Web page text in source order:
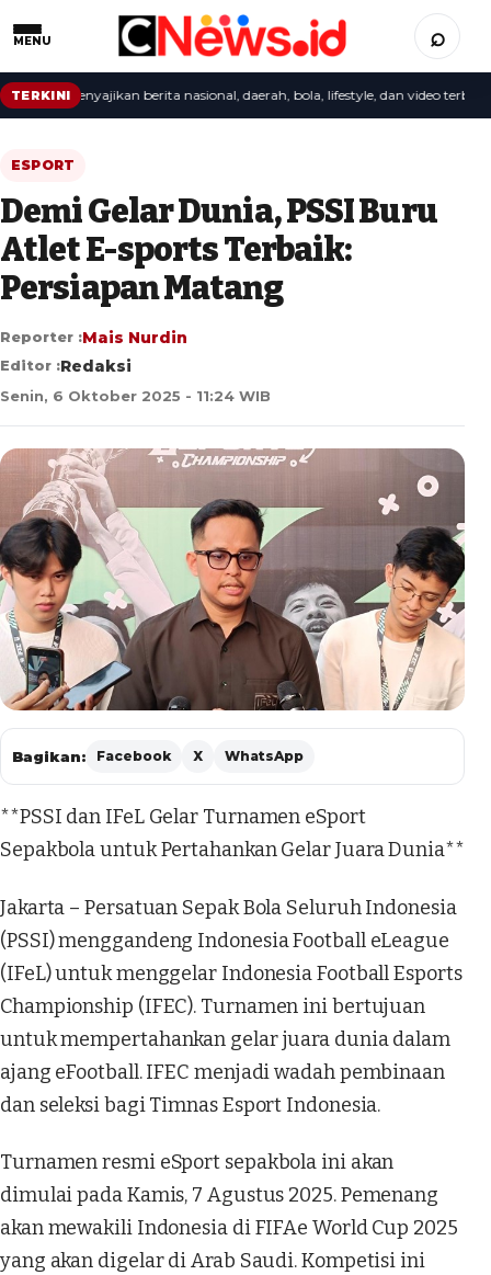
MENU ⌕
TERKINI
menyajikan berita nasional, daerah, bola, lifestyle, dan video terbaru.
ESPORT
Demi Gelar Dunia, PSSI Buru
Atlet E-sports Terbaik:
Persiapan Matang
Reporter :Mais Nurdin
Editor :Redaksi
Senin, 6 Oktober 2025 - 11:24 WIB
Bagikan: Facebook X WhatsApp
**PSSI dan IFeL Gelar Turnamen eSport
Sepakbola untuk Pertahankan Gelar Juara Dunia**
Jakarta – Persatuan Sepak Bola Seluruh Indonesia
(PSSI) menggandeng Indonesia Football eLeague
(IFeL) untuk menggelar Indonesia Football Esports
Championship (IFEC). Turnamen ini bertujuan
untuk mempertahankan gelar juara dunia dalam
ajang eFootball. IFEC menjadi wadah pembinaan
dan seleksi bagi Timnas Esport Indonesia.
Turnamen resmi eSport sepakbola ini akan
dimulai pada Kamis, 7 Agustus 2025. Pemenang
akan mewakili Indonesia di FIFAe World Cup 2025
yang akan digelar di Arab Saudi. Kompetisi ini